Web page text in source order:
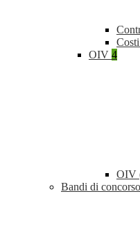
OIV 4
OIV
Bandi di concorso